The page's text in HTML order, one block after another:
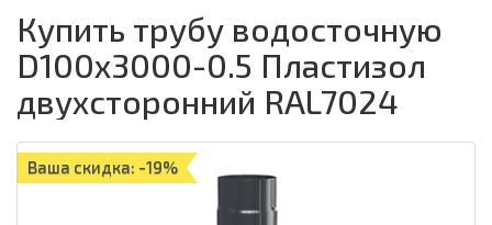
Купить трубу водосточную
D100х3000-0.5 Пластизол
двухсторонний RAL7024
Ваша скидка: -19%